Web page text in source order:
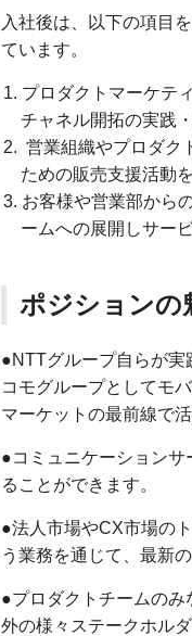
入社後は、以下の項目
ています。
プロダクトマーケテ
チャネル開拓の実践
営業組織やプロダク
ための販売支援活動
お客様や営業部から
ームへの展開しサー
ポジションの
●NTTグループ自らが実
コモグループとしてモ
マーケットの最前線で活
●コミュニケーション
ることができます。
●法人市場やCX市場の
う業務を通じて、最新
●プロダクトチームの
外の様々ステークホル